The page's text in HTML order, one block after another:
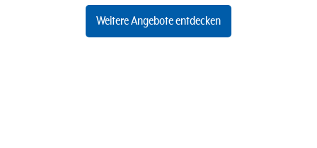
Weitere Angebote entdecken